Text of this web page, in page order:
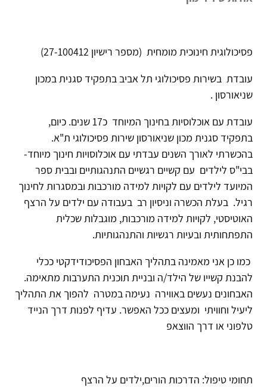
פסיכולוגית חינוכית מומחית (מספר רישיון 27-100412)
עובדת בשירות פסיכולוגי תל אביב בתפקיד סגנית במכון
שניאורסון .
עובדת עם אוכלוסיות בחינוך המיוחד כ17 שנים. כיום,
בתפקיד סגנית מכון שניאורסון שירות פסיכולוגי ת"א.
בהכשרתי לאורך השנים עבדתי עם אוכלוסויות חינוך מיוחד-
בבי"ס לילדים עם קשיים רגשיים התנהגותיים ובבית ספר
המיועד לילדים עם לקויות למידה מורכבות ובמסגרות לחינוך
רגיל. בעלת הכשרה וניסיון רב בעבודה עם ילדים על הרצף
האוטיסטי, לקויות למידה מורכבות, מוגבלות שכלית
התפתחותית ובעיות רגשיות והתנהגותיות.
כמו כן אני מאמינה בתהליך האבחון הפסיכודידקטי ככלי
להבנת קשייו של הילד/ה ובניית תוכנית התערבות מתאימה.
האבחונים נעשים באווירה נעימה במטרה להפוך את התהליך
ליעיל וחוויתי ומעצים ככל האפשר. עדיף לפנות דרך הנייד
טלפוני או דרך הווצאפ
תחומי טיפול: הדרכות הורים,ילדים על הרצף